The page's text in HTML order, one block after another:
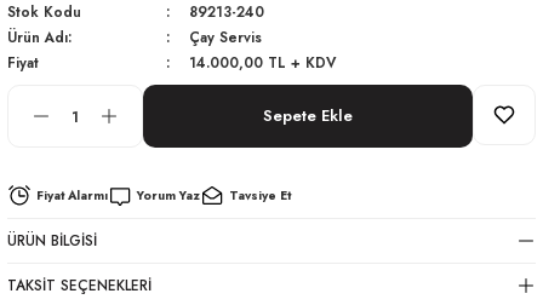
Stok Kodu
89213-240
Ürün Adı:
Çay Servis
Fiyat
14.000,00 TL + KDV
Sepete Ekle
Fiyat Alarmı Yorum Yaz Tavsiye Et
ÜRÜN BILGISI
TAKSIT SEÇENEKLERI